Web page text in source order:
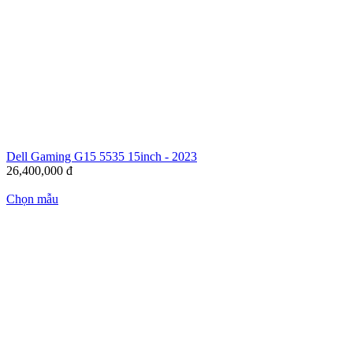
Dell Gaming G15 5535 15inch - 2023
26,400,000 đ
Chọn mẫu